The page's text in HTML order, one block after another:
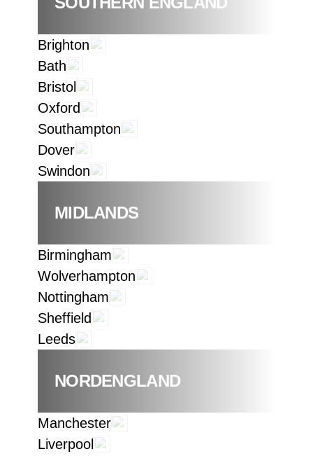
Brighton
Bath
Bristol
Oxford
Southampton
Dover
Swindon
MIDLANDS
Birmingham
Wolverhampton
Nottingham
Sheffield
Leeds
NORDENGLAND
Manchester
Liverpool